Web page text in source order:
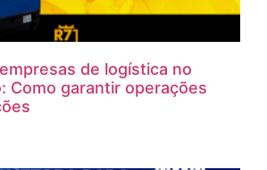
de logística no
Como garantir operações